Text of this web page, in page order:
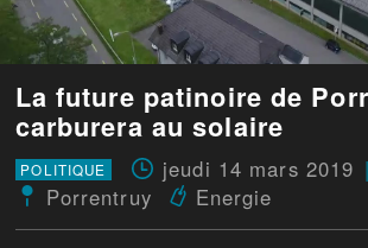
La future patinoire de
carburera au solaire
POLITIQUE jeudi 14 mars 2019
Porrentruy
Energie